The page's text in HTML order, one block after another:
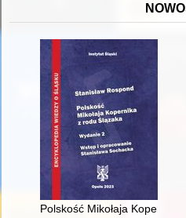
Polskość Mikołaja